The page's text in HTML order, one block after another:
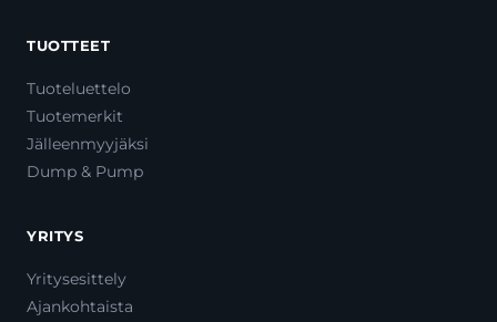
TUOTTEET
Tuoteluettelo
Tuotemerkit
Jälleenmyyjäksi
Dump & Pump
YRITYS
Yritysesittely
Ajankohtaista